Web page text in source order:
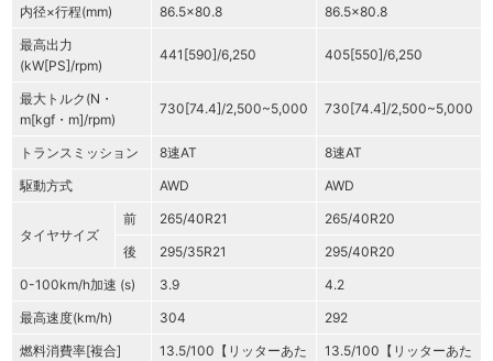
内径×行程(mm)
86.5×80.8
86.5×80.8
最高出力
(kW[PS]/rpm)
441[590]/6,250 405[550]/6,250
最大トルク(N・
m[kgf・m]/rpm)
730[74.4]/2,500~5,000 730[74.4]/2,500~5,000
トランスミッション 8速AT
8速AT
駆動方式
AWD AWD
タイヤサイズ
前 265/40R21
265/40R20
後
295/35R21
295/40R20
0-100km/h加速 (s)
3.9
4.2
最高速度(km/h)
304
292
燃料消費率[複合]
13.5/100【リッターあた
13.5/100【リッターあた